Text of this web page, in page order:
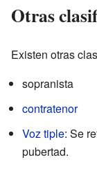
Otras
Existen otras
sopranista
contratenor
Voz tiple: Se
pubertad.